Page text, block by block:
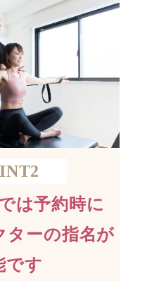
は予約時に
ターの指名が
です